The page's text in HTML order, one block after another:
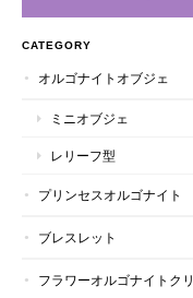
CATEGORY
オルゴナイトオブジェ
ミニオブジェ
レリーフ型
プリンセスオルゴナイト
ブレスレット
フラワーオルゴナイトク